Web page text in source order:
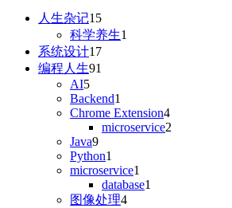
人生杂记15
科学养生1
系统设计17
编程人生91
AI5
Backend1
Chrome Extension4
microservice2
Java9
Python1
microservice1
database1
图像处理4